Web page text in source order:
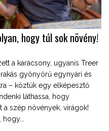
hogy túl sok növény!
a karácsony, ugyanis Treer
gyönyörű egynyári és
– köztük egy elképesztő
láthassa, hogy
szép növények, virágok!